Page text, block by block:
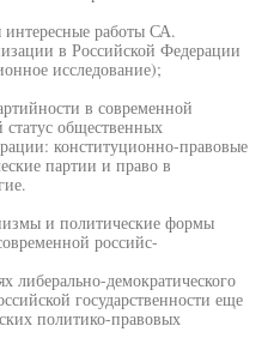
работы СА.
в Российской Федерации
исследование);
в современной
общественных
конституционно-правовые
партии и право в
и политические формы
российс-
либерально-демократического
государственности еще
политико-правовых